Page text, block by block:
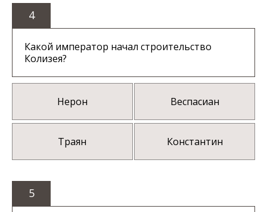
4
Какой император начал строительство
Колизея?
Нерон Веспасиан
Траян Константин
5